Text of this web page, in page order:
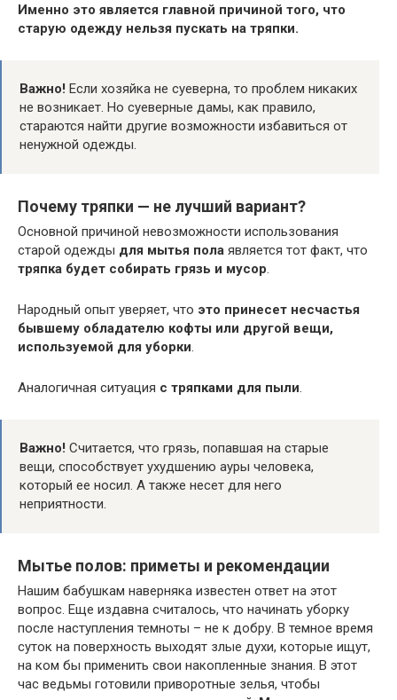
Именно это является главной причиной того, что
старую одежду нельзя пускать на тряпки.
Важно! Если хозяйка не суеверна, то проблем никаких
не возникает. Но суеверные дамы, как правило,
стараются найти другие возможности избавиться от
ненужной одежды.
Почему тряпки — не лучший вариант?
Основной причиной невозможности использования
старой одежды для мытья пола является тот факт, что
тряпка будет собирать грязь и мусор.
Народный опыт уверяет, что это принесет несчастья
бывшему обладателю кофты или другой вещи,
используемой для уборки.
Аналогичная ситуация с тряпками для пыли.
Важно! Считается, что грязь, попавшая на старые
вещи, способствует ухудшению ауры человека,
который ее носил. А также несет для него
неприятности.
Мытье полов: приметы и рекомендации
Нашим бабушкам наверняка известен ответ на этот
вопрос. Еще издавна считалось, что начинать уборку
после наступления темноты – не к добру. В темное время
суток на поверхность выходят злые духи, которые ищут,
на ком бы применить свои накопленные знания. В этот
час ведьмы готовили приворотные зелья, чтобы